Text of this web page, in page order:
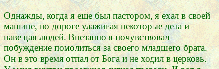
Однажды, когда я еще был пастором, я ехал в своей
машине, по дороге улаживая некоторые дела и
навещая людей. Внезапно я почувствовал
побуждение помолиться за своего младшего брата.
Он в это время отпал от Бога и не ходил в церковь.